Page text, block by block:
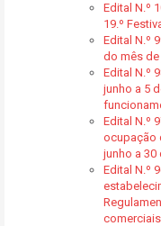
Edital N.º
19.º
Edital N.º
do mês de
Edital N.º
junho a 5
Edital N.º
ocupação
junho a 30
Edital N.º